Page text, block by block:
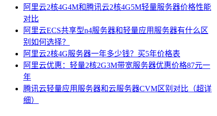
阿里云2核4G4M和腾讯云2核4G5M轻量服务器价格性能
对比
阿里云ECS共享型n4服务器和轻量应用服务器有什么区
别如何选择？
阿里云2核4G服务器一年多少钱？买5年价格表
阿里云优惠：轻量2核2G3M带宽服务器优惠价格87元一
年
腾讯云轻量应用服务器和云服务器CVM区别对比（超详
细）